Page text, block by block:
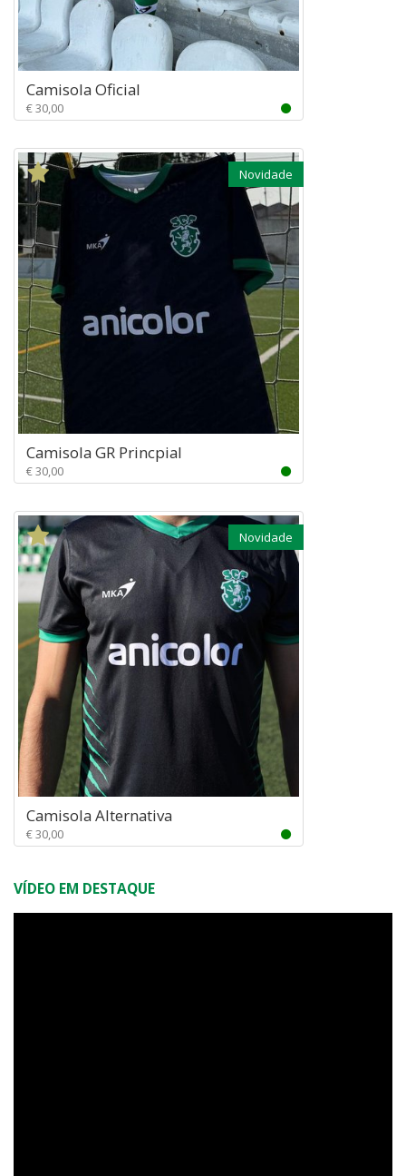
Camisola Oficial
€ 30,00
Novidade
Camisola GR Princpial
€ 30,00
Novidade
Camisola Alternativa
€ 30,00
VÍDEO EM DESTAQUE